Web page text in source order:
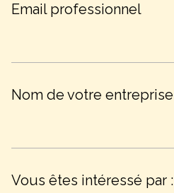
Email professionnel
Nom de votre entreprise
Vous êtes intéressé par :